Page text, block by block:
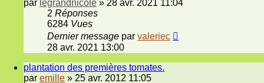
par legrandnicole » 28 avr. 2021 11:04
2 Réponses
6284 Vues
Dernier message par valeriec
28 avr. 2021 13:00
plantation des premières tomates.
par emille » 25 avr. 2012 11:05